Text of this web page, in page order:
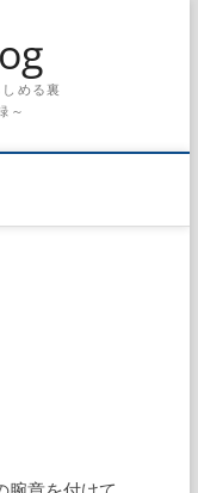
める裏
～